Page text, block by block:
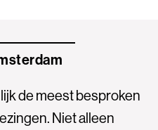
de meest besproken
Niet alleen